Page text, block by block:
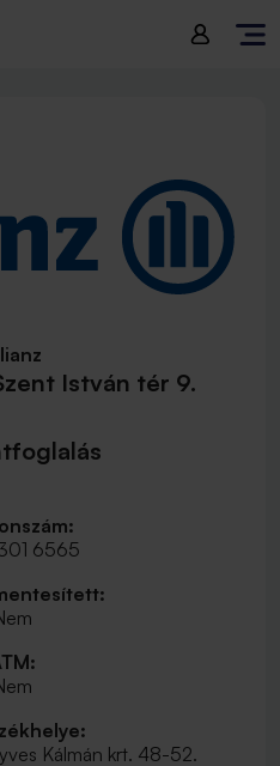
István tér 9.
6565
Kálmán krt. 48-52.